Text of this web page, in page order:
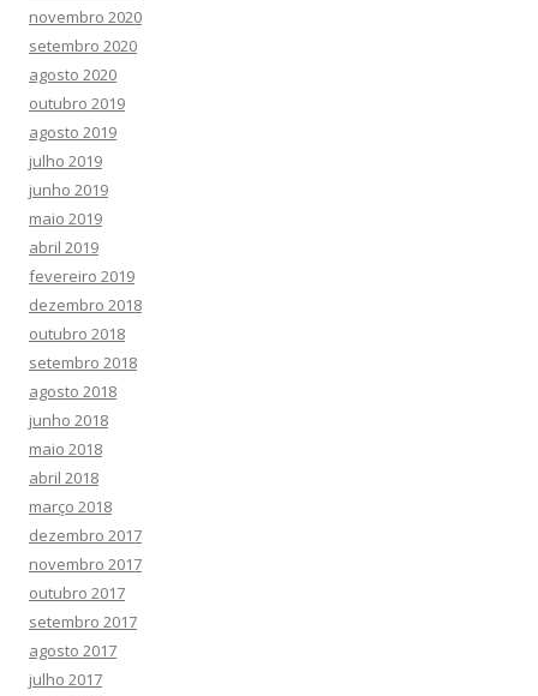
novembro 2020
setembro 2020
agosto 2020
outubro 2019
agosto 2019
julho 2019
junho 2019
maio 2019
abril 2019
fevereiro 2019
dezembro 2018
outubro 2018
setembro 2018
agosto 2018
junho 2018
maio 2018
abril 2018
março 2018
dezembro 2017
novembro 2017
outubro 2017
setembro 2017
agosto 2017
julho 2017